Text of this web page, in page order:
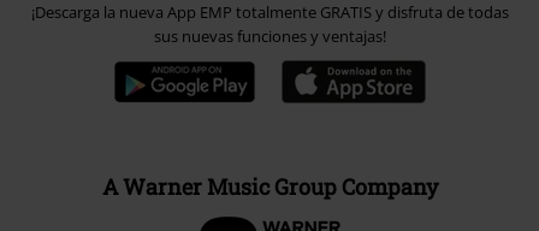
¡Descarga la nueva App EMP totalmente GRATIS y disfruta de todas
sus nuevas funciones y ventajas!
A Warner Music Group Company